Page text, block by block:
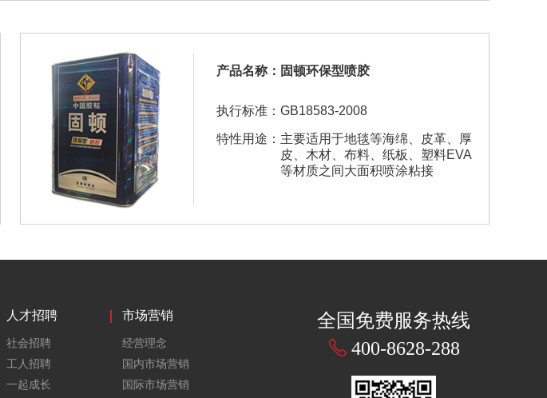
产品名称： 固顿环保型喷胶
执行标准： GB18583-2008
特性用途： 主要适用于地毯等海绵、皮革、厚
皮、木材、布料、纸板、塑料EVA
等材质之间大面积喷涂粘接
人才招聘
社会招聘
工人招聘
一起成长
市场营销
经营理念
国内市场营销
国际市场营销
全国免费服务热线
400-8628-288